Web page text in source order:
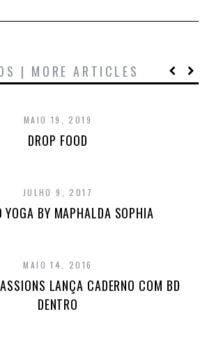
| MORE ARTICLES
MAIO 19, 2019
DROP FOOD
JULHO 9, 2017
YOGA BY MAPHALDA SOPHIA
MAIO 14, 2016
LANÇA CADERNO COM BD
DENTRO